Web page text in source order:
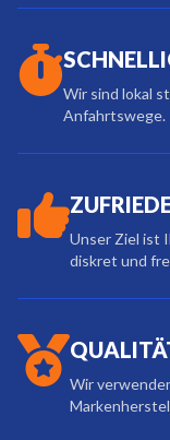
Wir sind lokal
Anfahrtswege.
Unser Ziel ist
diskret und
Wir